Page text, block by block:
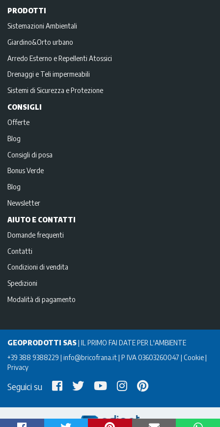
PRODOTTI
Sistemazioni Ambientali
Giardino&Orto urbano
Arredo Esterno e Repellenti Atossici
Drenaggi e Teli impermeabili
Sistemi di Sicurezza e Protezione
CONSIGLI
Offerte
Blog
Consigli di posa
Bonus Verde
Blog
Newsletter
AIUTO E CONTATTI
Domande frequenti
Contatti
Condizioni di vendita
Spedizioni
Modalità di pagamento
GEOPRODOTTI SAS| IL PRIMO FAI DATE PER L'AMBIENTE
+39 388 9388229 info@bricofrana.it P IVA 03603260047 Cookie
Privacy
Seguici su